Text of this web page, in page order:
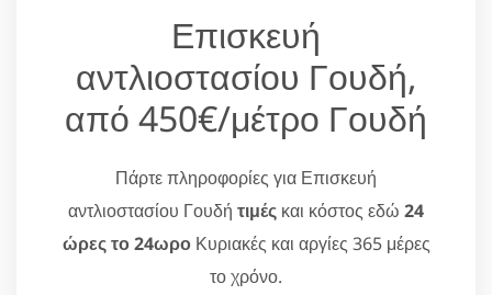
Επισκευή
αντλιοστασίου Γουδή,
από 450€/μέτρο Γουδή
Πάρτε πληροφορίες για Επισκευή
αντλιοστασίου Γουδή τιμές και κόστος εδώ 24
ώρες το 24ωροΚυριακές και αργίες 365 μέρες
το χρόνο.